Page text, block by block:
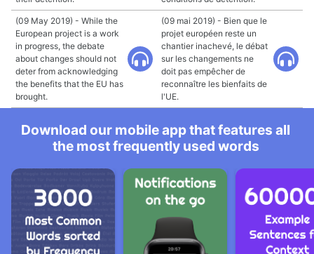
(09 May 2019) - While the
European project is a work
in progress, the debate
about changes should not
deter from acknowledging
the benefits that the EU has
brought.
(09 mai 2019) - Bien que le
projet européen reste un
chantier inachevé, le débat
sur les changements ne
doit pas empêcher de
reconnaître les bienfaits de
l'UE.
Download our mobile app that features all
the most frequently used words